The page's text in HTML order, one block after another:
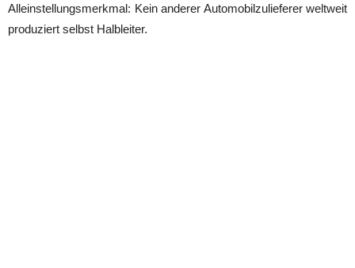
Alleinstellungsmerkmal: Kein anderer Automobilzulieferer weltweit
produziert selbst Halbleiter.